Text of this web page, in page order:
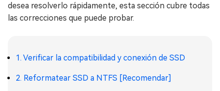
desea resolverlo rápidamente, esta sección cubre todas
las correcciones que puede probar.
1. Verificar la compatibilidad y conexión de SSD
2. Reformatear SSD a NTFS [Recomendar]